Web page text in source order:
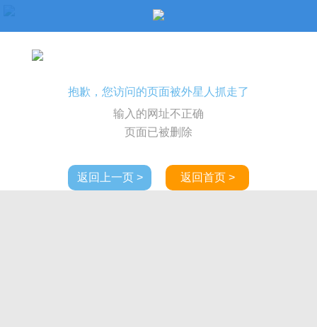
抱歉，您访问的页面被外星人抓走了
输入的网址不正确
页面已被删除
返回上一页 > 返回首页 >